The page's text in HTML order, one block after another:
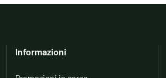
Informazioni